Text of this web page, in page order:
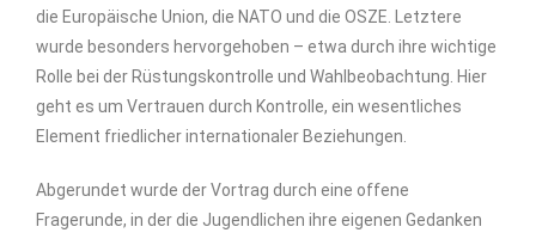
die Europäische Union, die NATO und die OSZE. Letztere
wurde besonders hervorgehoben – etwa durch ihre wichtige
Rolle bei der Rüstungskontrolle und Wahlbeobachtung. Hier
geht es um Vertrauen durch Kontrolle, ein wesentliches
Element friedlicher internationaler Beziehungen.
Abgerundet wurde der Vortrag durch eine offene
Fragerunde, in der die Jugendlichen ihre eigenen Gedanken